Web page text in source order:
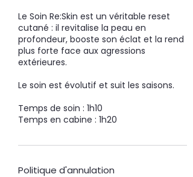
Le Soin Re:Skin est un véritable reset
cutané : il revitalise la peau en
profondeur, booste son éclat et la rend
plus forte face aux agressions
extérieures.
Le soin est évolutif et suit les saisons.
Temps de soin : 1h10
Temps en cabine : 1h20
Politique d'annulation